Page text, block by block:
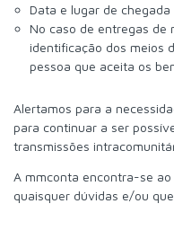
Data e lugar de chegada
No caso de entregas de
identificação dos meios
pessoa que aceita os
Alertamos para a
para continuar a ser
transmissões
A mmconta encontra-se
quaisquer dúvidas e/ou